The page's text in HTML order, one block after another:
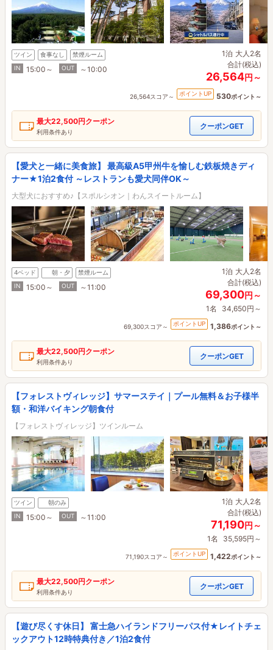
ツイン 食事なし
禁煙ルーム
IN
15:00～ OUT ～10:00
1泊 大人2名
合計(税込)
26,564円～
26,564スコア～ ポイントUP 530ポイント～
最大22,500円クーポン
利用条件あり
クーポンGET
【愛犬と一緒に美食旅】 最高級A5甲州牛を愉しむ鉄板焼きディ
ナー★1泊2食付 ～レストランも愛犬同伴OK～
大型犬におすすめ♪【スポルシオン｜わんスイートルーム】
4ベッド 朝・夕
禁煙ルーム
IN
15:00～ OUT ～11:00
1泊 大人2名
合計(税込)
69,300円～
1名 34,650円～
69,300スコア～ ポイントUP 1,386ポイント～
最大22,500円クーポン
利用条件あり
クーポンGET
【フォレストヴィレッジ】サマーステイ｜プール無料＆お子様半
額・和洋バイキング朝食付
【フォレストヴィレッジ】ツインルーム
ツイン
朝のみ
IN
15:00～ OUT ～11:00
1泊 大人2名
合計(税込)
71,190円～
1名 35,595円～
71,190スコア～ ポイントUP 1,422ポイント～
最大22,500円クーポン
利用条件あり
クーポンGET
【遊び尽くす休日】 富士急ハイランドフリーパス付★レイトチェ
ックアウト12時特典付き／1泊2食付